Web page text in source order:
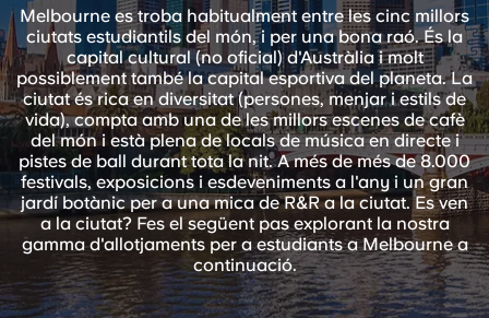
Compte Llengua
English (GB)
English (US)
Chinese
Español
Selecciona un país
Selecciona una ciutat
Selecciona una residència
Inicia la sessió
Reserva ara
Italian French
Portuguese
Melbourne es troba habitualment entre les cinc millors
ciutats estudiantils del món, i per una bona raó. És la
capital cultural (no oficial) d'Austràlia i molt
possiblement també la capital esportiva del planeta. La
ciutat és rica en diversitat (persones, menjar i estils de
vida), compta amb una de les millors escenes de cafè
del món i està plena de locals de música en directe i
pistes de ball durant tota la nit. A més de més de 8.000
festivals, exposicions i esdeveniments a l'any i un gran
jardí botànic per a una mica de R&R a la ciutat. Es ven
a la ciutat? Fes el següent pas explorant la nostra
gamma d'allotjaments per a estudiants a Melbourne a
continuació.